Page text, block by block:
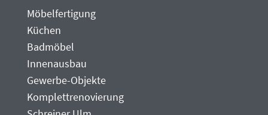
Möbelfertigung
Küchen
Badmöbel
Innenausbau
Gewerbe-Objekte
Komplettrenovierung